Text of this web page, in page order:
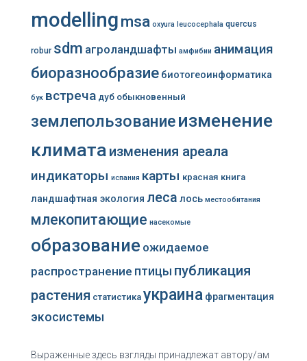
modellingmsa oxyura leucocephala quercus
robur sdm агроландшафты амфибии анимация
биоразнообразие биотогеоинформатика
бук встреча дуб обыкновенный
землепользованиеизменение
климата изменения ареала
индикаторы испания карты красная книга
ландшафтная экология леса лось местообитания
млекопитающие насекомые
образование ожидаемое
распространение птицы публикация
растения статистика украина фрагментация
экосистемы
Выраженные здесь взгляды принадлежат автору/ам